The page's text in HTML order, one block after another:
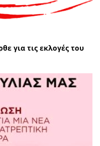
για τις εκλογές του